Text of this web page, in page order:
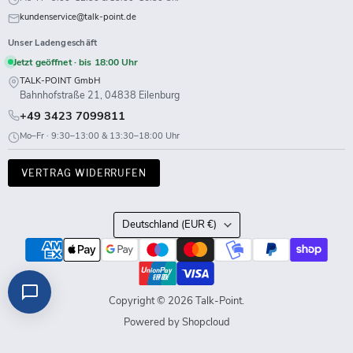
kundenservice@talk-point.de
Unser Ladengeschäft
Jetzt geöffnet · bis 18:00 Uhr
TALK-POINT GmbH
Bahnhofstraße 21, 04838 Eilenburg
+49 3423 7099811
Mo–Fr · 9:30–13:00 & 13:30–18:00 Uhr
VERTRAG WIDERRUFEN
Land
Deutschland (EUR €)
Copyright © 2026 Talk-Point.
Powered by Shopcloud